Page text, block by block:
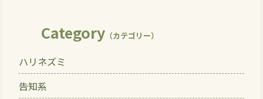
Category （カテゴリー）
ハリネズミ
告知系